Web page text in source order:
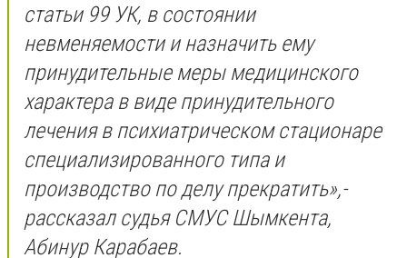
статьи 99 УК, в состоянии
невменяемости и назначить ему
принудительные меры медицинского
характера в виде принудительного
лечения в психиатрическом стационаре
специализированного типа и
производство по делу прекратить»,-
рассказал судья СМУС Шымкента,
Абинур Карабаев.